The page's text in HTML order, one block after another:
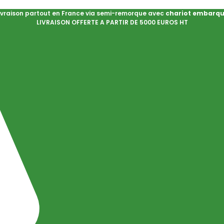
partout en France via semi-remorque avec chariot
LIVRAISON OFFERTE A PARTIR DE 5000 EUROS HT